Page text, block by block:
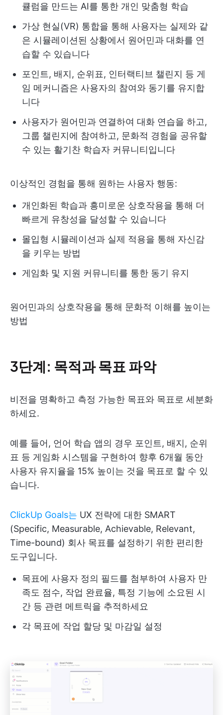
큘럼을 만드는 AI를 통한 개인 맞춤형 학습
가상 현실(VR) 통합을 통해 사용자는 실제와 같
은 시뮬레이션된 상황에서 원어민과 대화를 연
습할 수 있습니다
포인트, 배지, 순위표, 인터랙티브 챌린지 등 게
임 메커니즘은 사용자의 참여와 동기를 유지합
니다
사용자가 원어민과 연결하여 대화 연습을 하고,
그룹 챌린지에 참여하고, 문화적 경험을 공유할
수 있는 활기찬 학습자 커뮤니티입니다
이상적인 경험을 통해 원하는 사용자 행동:
개인화된 학습과 흥미로운 상호작용을 통해 더
빠르게 유창성을 달성할 수 있습니다
몰입형 시뮬레이션과 실제 적용을 통해 자신감
을 키우는 방법
게임화 및 지원 커뮤니티를 통한 동기 유지
원어민과의 상호작용을 통해 문화적 이해를 높이는
방법
3단계: 목적과 목표 파악
비전을 명확하고 측정 가능한 목표와 목표로 세분화
하세요.
예를 들어, 언어 학습 앱의 경우 포인트, 배지, 순위
표 등 게임화 시스템을 구현하여 향후 6개월 동안
사용자 유지율을 15% 높이는 것을 목표로 할 수 있
습니다.
ClickUp Goals는 UX 전략에 대한 SMART
(Specific, Measurable, Achievable, Relevant,
Time-bound) 회사 목표를 설정하기 위한 편리한
도구입니다.
목표에 사용자 정의 필드를 첨부하여 사용자 만
족도 점수, 작업 완료율, 특정 기능에 소요된 시
간 등 관련 메트릭을 추적하세요
각 목표에 작업 할당 및 마감일 설정